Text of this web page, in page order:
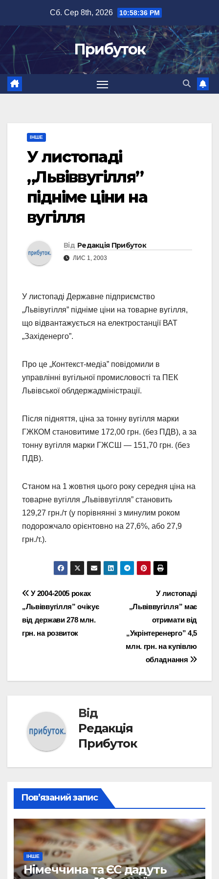
вмісту
Сб. Сер 8th, 2026 10:58:37 PM
Прибуток
ІНШЕ
У листопаді
„Львіввугілля”
підніме ціни на
вугілля
Від Редакція Прибуток
ЛИС 1, 2003
У листопаді Державне підприємство
„Львівугілля” підніме ціни на товарне вугілля,
що відвантажується на електростанції ВАТ
„Західенерго”.
Про це „Контекст-медіа” повідомили в
управлінні вугільної промисловості та ПЕК
Львівської облдержадміністрації.
Після підняття, ціна за тонну вугілля марки
ГЖКОМ становитиме 172,00 грн. (без ПДВ), а за
тонну вугілля марки ГЖСШ — 151,70 грн. (без
ПДВ).
Станом на 1 жовтня цього року середня ціна на
товарне вугілля „Львіввугілля” становить
129,27 грн./т (у порівнянні з минулим роком
подорожчало орієнтовно на 27,6%, або 27,9
грн./т.).
Навігація
записів
У листопаді
„Львіввугілля” має
отримати від
„Укрінтеренерго” 4,5
млн. грн. на купівлю
обладнання
У 2004-2005 роках
„Львіввугілля” очікує
від держави 278 млн.
грн. на розвиток
Від
Редакція
Прибуток
Пов’язаний запис
ІНШЕ
Німеччина та ЄС дадуть